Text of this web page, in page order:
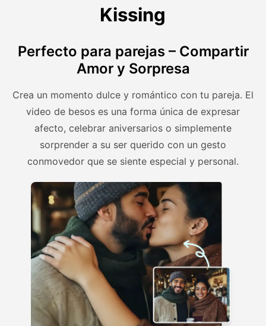
Kissing
Perfecto para parejas – Compartir
Amor y Sorpresa
Crea un momento dulce y romántico con tu pareja. El
video de besos es una forma única de expresar
afecto, celebrar aniversarios o simplemente
sorprender a su ser querido con un gesto
conmovedor que se siente especial y personal.